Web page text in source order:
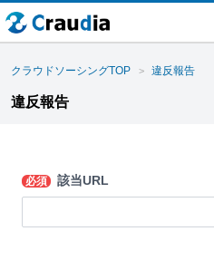
クラウドソーシングTOP 違反報告
違反報告
必須 該当URL